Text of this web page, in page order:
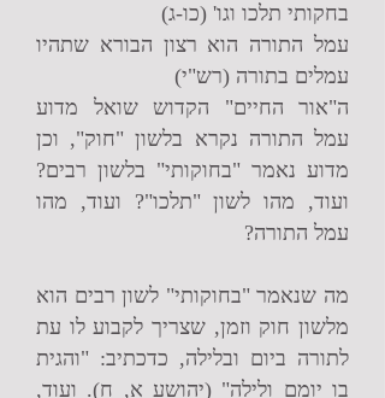
בחקותי תלכו וגו' (כו-ג)
עמל התורה הוא רצון הבורא שתהיו
עמלים בתורה (רש"י)
ה"אור החיים" הקדוש שואל מדוע
עמל התורה נקרא בלשון "חוק", וכן
מדוע נאמר "בחוקותי" בלשון רבים?
ועוד, מהו לשון "תלכו"? ועוד, מהו
עמל התורה?
מה שנאמר "בחוקותי" לשון רבים הוא
מלשון חוק וזמן, שצריך לקבוע לו עת
לתורה ביום ובלילה, כדכתיב: "והגית
בו יומם ולילה" (יהושע א, ח). ועוד,